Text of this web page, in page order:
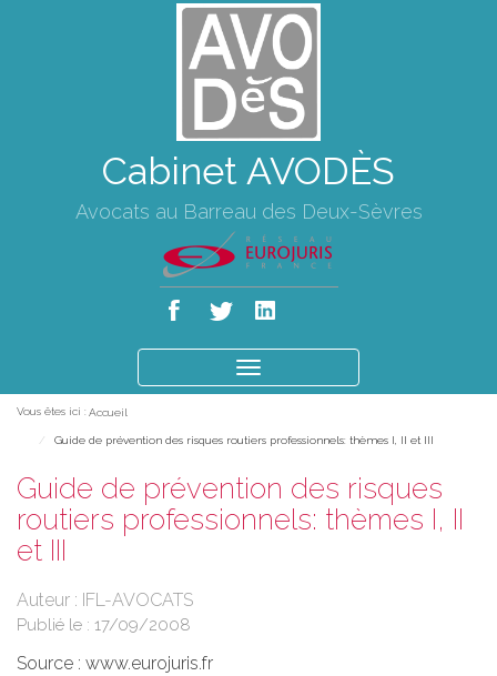
Cabinet AVODÈS
Avocats au Barreau des Deux-Sèvres
le
Vous êtes ici : Accueil
Guide de prévention des risques routiers professionnels: thèmes I, II et III
Guide de prévention des risques
routiers professionnels: thèmes I, II
et III
Auteur : IFL-AVOCATS
Publié le : 17/09/2008
Source : www.eurojuris.fr